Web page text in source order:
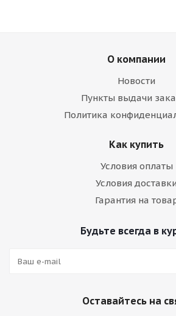
О компании
Новости
Пункты выдачи
Политика
Как купить
Условия оплаты
Условия доставки
Гарантия на
Будьте всегда в
Оставайтесь на